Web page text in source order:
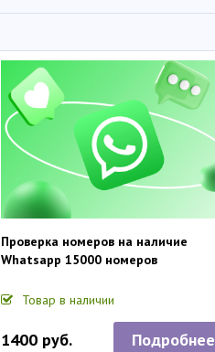
Проверка номеров на наличие
Whatsapp 15000 номеров
Товар в наличии
1400 руб. Подробнее